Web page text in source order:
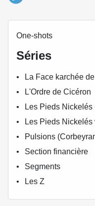
One-shots
Séries
La Face karchée
L'Ordre de Cicéron
Les Pieds
Les Pieds
Pulsions
Section financière
Segments
Les Z